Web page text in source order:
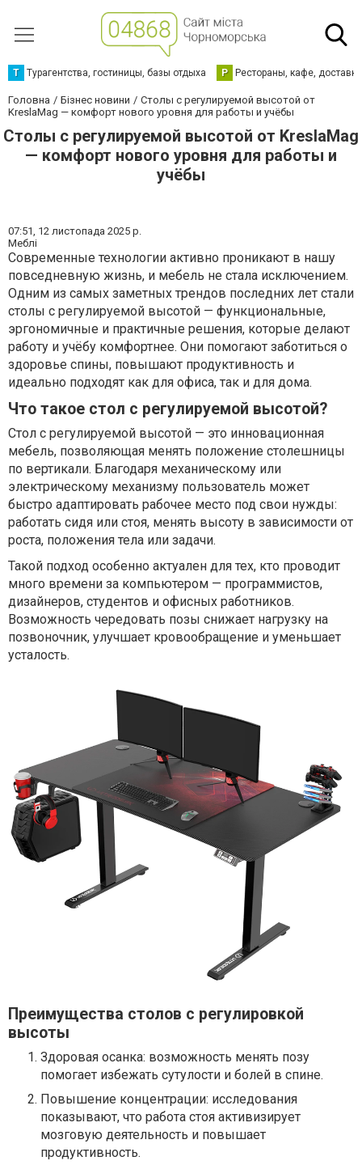
Т Турагентства, гостиницы, базы отдыха Р Рестораны, кафе,
Головна Бізнес новини
Столы с регулируемой высотой от
KreslaMag — комфорт нового уровня для работы и учёбы
Столы с регулируемой высотой от KreslaMag
— комфорт нового уровня для работы и
учёбы
07:51, 12 листопада 2025 р.
Меблі
Современные технологии активно проникают в нашу
повседневную жизнь, и мебель не стала исключением.
Одним из самых заметных трендов последних лет стали
столы с регулируемой высотой — функциональные,
эргономичные и практичные решения, которые делают
работу и учёбу комфортнее. Они помогают заботиться о
здоровье спины, повышают продуктивность и
идеально подходят как для офиса, так и для дома.
Что такое стол с регулируемой высотой?
Стол с регулируемой высотой — это инновационная
мебель, позволяющая менять положение столешницы
по вертикали. Благодаря механическому или
электрическому механизму пользователь может
быстро адаптировать рабочее место под свои нужды:
работать сидя или стоя, менять высоту в зависимости от
роста, положения тела или задачи.
Такой подход особенно актуален для тех, кто проводит
много времени за компьютером — программистов,
дизайнеров, студентов и офисных работников.
Возможность чередовать позы снижает нагрузку на
позвоночник, улучшает кровообращение и уменьшает
усталость.
Преимущества столов с регулировкой
высоты
Здоровая осанка: возможность менять позу
помогает избежать сутулости и болей в спине.
Повышение концентрации: исследования
показывают, что работа стоя активизирует
мозговую деятельность и повышает
продуктивность.